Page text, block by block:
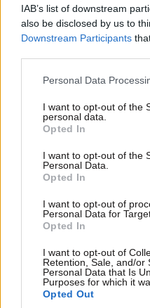
IAB’s list of downstream
also be disclosed by us to
Downstream Participants
Please note that this
not limited to your visit or
grant or deny consent to
use your data for below
consent section.
Personal Data
I want to opt-out of the
personal data.
Opted In
I want to opt-out of the
Personal Data.
Opted In
I want to opt-out of
Personal Data for
Opted In
I want to opt-out of
Retention, Sale, and/or
Personal Data that Is
Purposes for which it
Opted Out
Xαρακτήρες: 0/1000
Διαβάστε και
Σωτήρης.